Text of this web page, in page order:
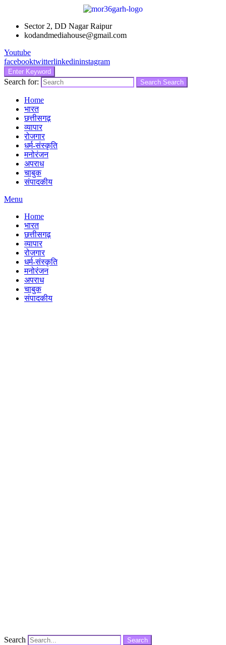
Sector 2, DD Nagar Raipur
kodandmediahouse@gmail.com
Youtube
facebooktwitterlinkedininstagram
Enter Keyword
Search for: Search Search
Home
भारत
छत्तीसगढ़
व्यापार
रोजगार
धर्म-संस्कृति
मनोरंजन
अपराध
चाबुक
संपादकीय
Menu
Home
भारत
छत्तीसगढ़
व्यापार
रोजगार
धर्म-संस्कृति
मनोरंजन
अपराध
चाबुक
संपादकीय
Search Search